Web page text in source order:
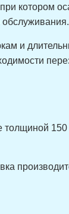
котором
обслуживания.
и
толщиной